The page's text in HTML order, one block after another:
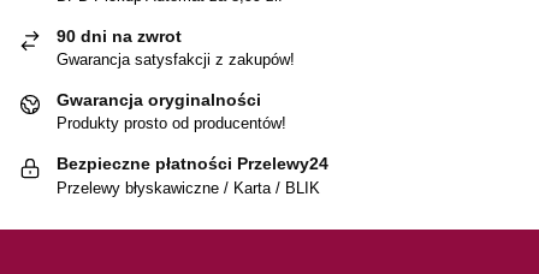
90 dni na zwrot
Gwarancja satysfakcji z zakupów!
Gwarancja oryginalności
Produkty prosto od producentów!
Bezpieczne płatności Przelewy24
Przelewy błyskawiczne / Karta / BLIK